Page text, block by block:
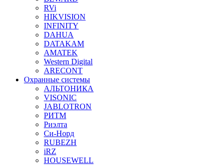
RVi
HIKVISION
INFINITY
DAHUA
DATAKAM
AMATEK
Western Digital
ARECONT
Охранные системы
АЛЬТОНИКА
VISONIC
JABLOTRON
РИТМ
Риэлта
Си-Норд
RUBEZH
iRZ
HOUSEWELL